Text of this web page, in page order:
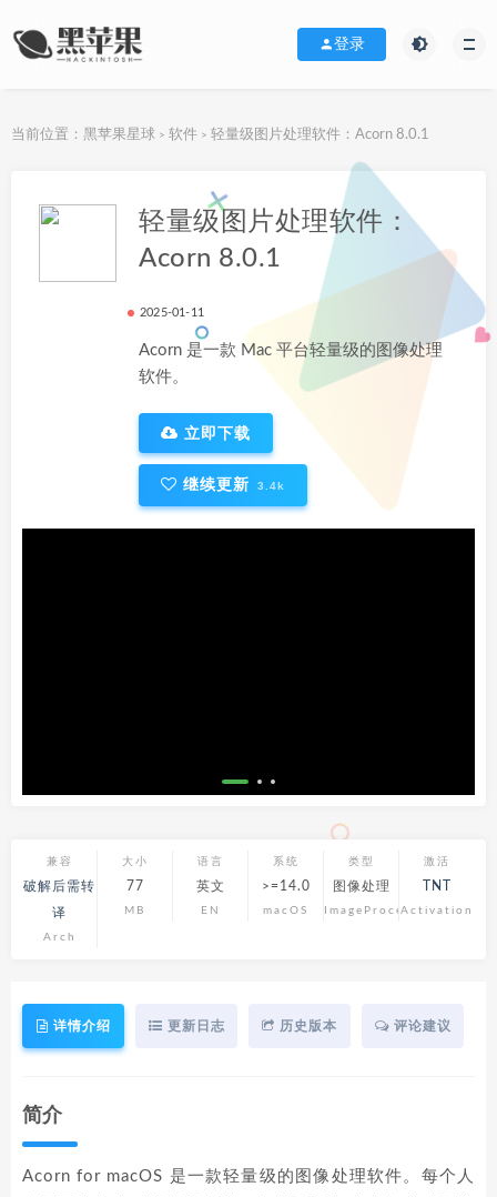
登录
当前位置： 黑苹果星球 > 软件 > 轻量级图片处理软件：Acorn 8.0.1
轻量级图片处理软件：
Acorn 8.0.1
2025-01-11
Acorn 是一款 Mac 平台轻量级的图像处理
软件。
立即下载
继续更新 3.4k
兼容
破解后需转
译
Arch
大小
77
MB
语言
英文
EN
系统
>=14.0
macOS
类型
图像处理
ImageProcess
激活
TNT
Activation
详情介绍 更新日志 历史版本 评论建议
简介
Acorn for macOS 是一款轻量级的图像处理软件。每个人
下载地址